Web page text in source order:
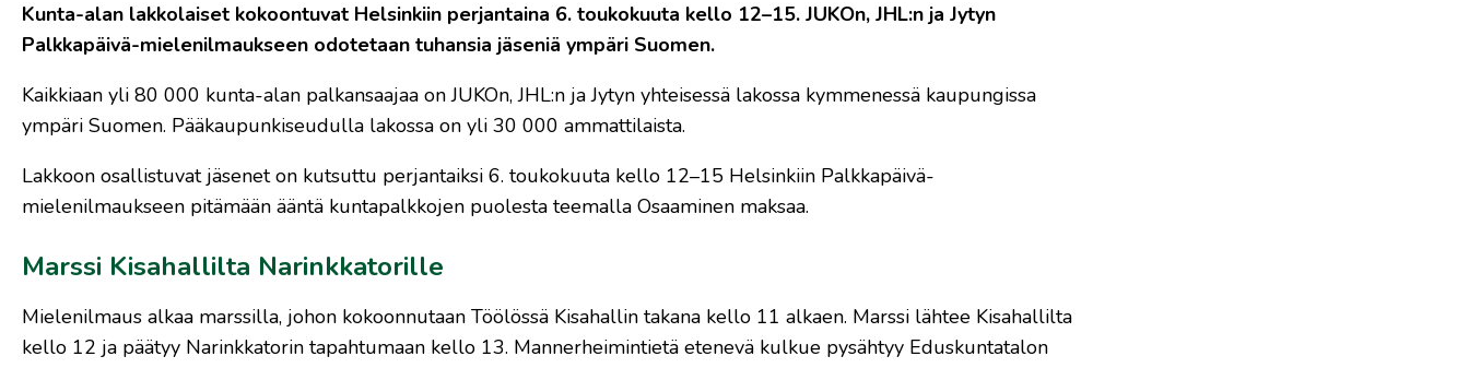
Kunta-alan lakkolaiset kokoontuvat Helsinkiin perjantaina 6. toukokuuta kello 12–15. JUKOn, JHL:n ja Jytyn
Palkkapäivä-mielenilmaukseen odotetaan tuhansia jäseniä ympäri Suomen.
Kaikkiaan yli 80 000 kunta-alan palkansaajaa on JUKOn, JHL:n ja Jytyn yhteisessä lakossa kymmenessä kaupungissa
ympäri Suomen. Pääkaupunkiseudulla lakossa on yli 30 000 ammattilaista.
Lakkoon osallistuvat jäsenet on kutsuttu perjantaiksi 6. toukokuuta kello 12–15 Helsinkiin Palkkapäivä-
mielenilmaukseen pitämään ääntä kuntapalkkojen puolesta teemalla Osaaminen maksaa.
Marssi Kisahallilta Narinkkatorille
Mielenilmaus alkaa marssilla, johon kokoonnutaan Töölössä Kisahallin takana kello 11 alkaen. Marssi lähtee Kisahallilta
kello 12 ja päätyy Narinkkatorin tapahtumaan kello 13. Mannerheimintietä etenevä kulkue pysähtyy Eduskuntatalon